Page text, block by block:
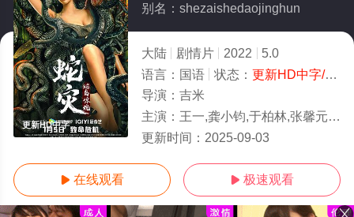
更新HD中字
别名：shezaishedaojinghun
大陆 剧情片 2022
5.0
语言： 国语 状态： 更新HD中字/高清
导演： 吉米
主演： 王一,龚小钧,于柏林,张馨元,李奎,杨大川,庄其迁,姜莱,马克
更新时间： 2025-09-03
 在线观看  极速观看